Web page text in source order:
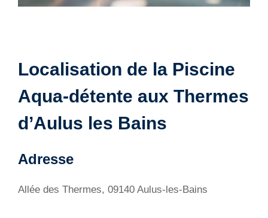
Localisation de la Piscine
Aqua-détente aux Thermes
d’Aulus les Bains
Adresse
Allée des Thermes, 09140 Aulus-les-Bains